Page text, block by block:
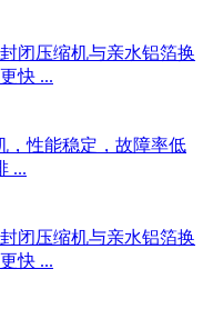
闭压缩机与亲水铝箔换
快 ...
，性能稳定，故障率低
...
闭压缩机与亲水铝箔换
快 ...